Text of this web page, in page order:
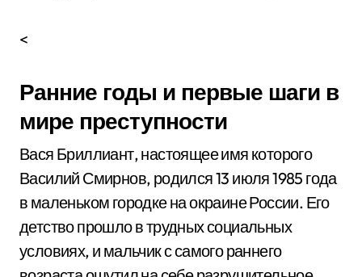
<
Ранние годы и первые шаги в
мире преступности
Вася Бриллиант, настоящее имя которого
Василий Смирнов, родился 13 июля 1985 года
в маленьком городке на окраине России. Его
детство прошло в трудных социальных
условиях, и мальчик с самого раннего